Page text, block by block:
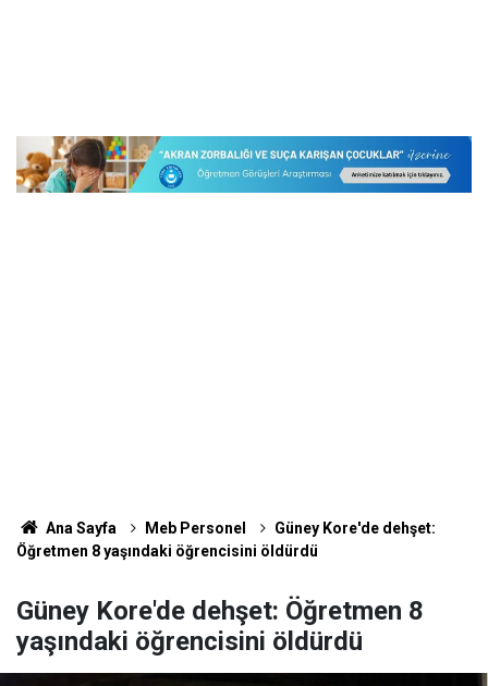
Ana Sayfa Meb Personel
Güney Kore'de dehşet:
Öğretmen 8 yaşındaki öğrencisini öldürdü
Güney Kore'de dehşet: Öğretmen 8
yaşındaki öğrencisini öldürdü